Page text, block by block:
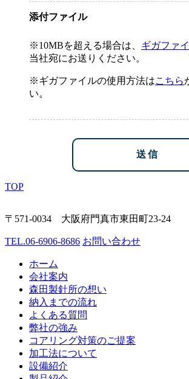
添付ファイル
※10MBを超える場合は、 ギガファ
当社宛にお送りください。
※ギガファイルの使用方法はこちら
い。
TOP
〒571-0034 大阪府門真市東田町23-24
TEL.06-6906-8686 お問い合わせ
ホーム
会社案内
森田製針所の想い
納入までの流れ
よくある質問
弊社の強み
コアリング対策のご提案
加工法について
設備紹介